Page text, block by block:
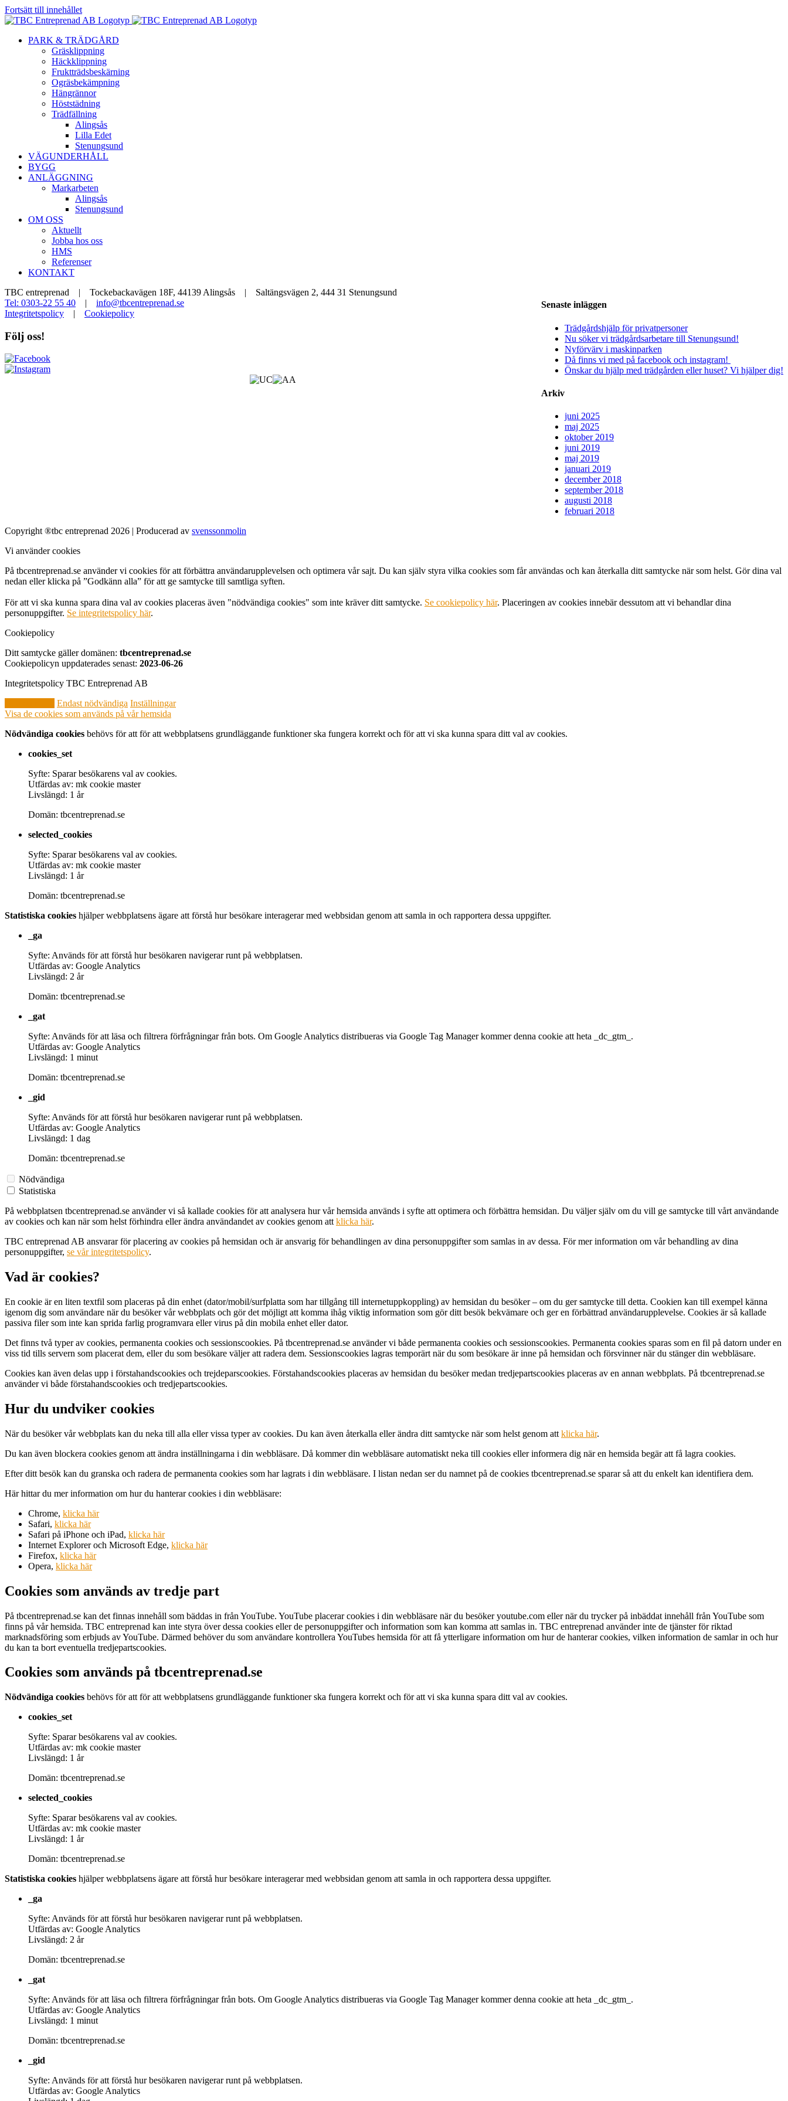
Fortsätt till innehållet
PARK & TRÄDGÅRD
Gräsklippning
Häckklippning
Fruktträdsbeskärning
Ogräsbekämpning
Hängrännor
Höststädning
Trädfällning
Alingsås
Lilla Edet
Stenungsund
VÄGUNDERHÅLL
BYGG
ANLÄGGNING
Markarbeten
Alingsås
Stenungsund
OM OSS
Aktuellt
Jobba hos oss
HMS
Referenser
KONTAKT
Senaste inläggen
Trädgårdshjälp för privatpersoner
Nu söker vi trädgårdsarbetare till Stenungsund!
Nyförvärv i maskinparken
Då finns vi med på facebook och instagram!
Önskar du hjälp med trädgården eller huset? Vi hjälper dig!
Arkiv
juni 2025
maj 2025
oktober 2019
juni 2019
maj 2019
januari 2019
december 2018
september 2018
augusti 2018
februari 2018
TBC entreprenad | Tockebackavägen 18F, 44139 Alingsås | Saltängsvägen 2, 444 31 Stenungsund
Tel: 0303-22 55 40 | info@tbcentreprenad.se
Integritetspolicy | Cookiepolicy
Följ oss!
Copyright ®tbc entreprenad 2026 | Producerad av svenssonmolin
Vi använder cookies
På tbcentreprenad.se använder vi cookies för att förbättra användarupplevelsen och optimera vår sajt. Du kan själv styra vilka cookies som får användas och kan återkalla ditt samtycke när som helst. Gör dina val
nedan eller klicka på ”Godkänn alla” för att ge samtycke till samtliga syften.
För att vi ska kunna spara dina val av cookies placeras även "nödvändiga cookies" som inte kräver ditt samtycke. Se cookiepolicy här. Placeringen av cookies innebär dessutom att vi behandlar dina
personuppgifter. Se integritetspolicy här.
Cookiepolicy
Ditt samtycke gäller domänen: tbcentreprenad.se
Cookiepolicyn uppdaterades senast: 2023-06-26
Integritetspolicy TBC Entreprenad AB
Endast nödvändiga Inställningar
Visa de cookies som används på vår hemsida
Nödvändiga cookies behövs för att för att webbplatsens grundläggande funktioner ska fungera korrekt och för att vi ska kunna spara ditt val av cookies.
cookies_set
Syfte: Sparar besökarens val av cookies.
Utfärdas av: mk cookie master
Livslängd: 1 år
Domän: tbcentreprenad.se
selected_cookies
Syfte: Sparar besökarens val av cookies.
Utfärdas av: mk cookie master
Livslängd: 1 år
Domän: tbcentreprenad.se
Statistiska cookies hjälper webbplatsens ägare att förstå hur besökare interagerar med webbsidan genom att samla in och rapportera dessa uppgifter.
_ga
Syfte: Används för att förstå hur besökaren navigerar runt på webbplatsen.
Utfärdas av: Google Analytics
Livslängd: 2 år
Domän: tbcentreprenad.se
_gat
Syfte: Används för att läsa och filtrera förfrågningar från bots. Om Google Analytics distribueras via Google Tag Manager kommer denna cookie att heta _dc_gtm_.
Utfärdas av: Google Analytics
Livslängd: 1 minut
Domän: tbcentreprenad.se
_gid
Syfte: Används för att förstå hur besökaren navigerar runt på webbplatsen.
Utfärdas av: Google Analytics
Livslängd: 1 dag
Domän: tbcentreprenad.se
Nödvändiga
Statistiska
På webbplatsen tbcentreprenad.se använder vi så kallade cookies för att analysera hur vår hemsida används i syfte att optimera och förbättra hemsidan. Du väljer själv om du vill ge samtycke till vårt användande
av cookies och kan när som helst förhindra eller ändra användandet av cookies genom att klicka här.
TBC entreprenad AB ansvarar för placering av cookies på hemsidan och är ansvarig för behandlingen av dina personuppgifter som samlas in av dessa. För mer information om vår behandling av dina
personuppgifter, se vår integritetspolicy.
Vad är cookies?
En cookie är en liten textfil som placeras på din enhet (dator/mobil/surfplatta som har tillgång till internetuppkoppling) av hemsidan du besöker – om du ger samtycke till detta. Cookien kan till exempel känna
igenom dig som användare när du besöker vår webbplats och gör det möjligt att komma ihåg viktig information som gör ditt besök bekvämare och ger en förbättrad användarupplevelse. Cookies är så kallade
passiva filer som inte kan sprida farlig programvara eller virus på din mobila enhet eller dator.
Det finns två typer av cookies, permanenta cookies och sessionscookies. På tbcentreprenad.se använder vi både permanenta cookies och sessionscookies. Permanenta cookies sparas som en fil på datorn under en
viss tid tills servern som placerat dem, eller du som besökare väljer att radera dem. Sessionscookies lagras temporärt när du som besökare är inne på hemsidan och försvinner när du stänger din webbläsare.
Cookies kan även delas upp i förstahandscookies och trejdeparscookies. Förstahandscookies placeras av hemsidan du besöker medan tredjepartscookies placeras av en annan webbplats. På tbcentreprenad.se
använder vi både förstahandscookies och tredjepartscookies.
Hur du undviker cookies
När du besöker vår webbplats kan du neka till alla eller vissa typer av cookies. Du kan även återkalla eller ändra ditt samtycke när som helst genom att klicka här.
Du kan även blockera cookies genom att ändra inställningarna i din webbläsare. Då kommer din webbläsare automatiskt neka till cookies eller informera dig när en hemsida begär att få lagra cookies.
Efter ditt besök kan du granska och radera de permanenta cookies som har lagrats i din webbläsare. I listan nedan ser du namnet på de cookies tbcentreprenad.se sparar så att du enkelt kan identifiera dem.
Här hittar du mer information om hur du hanterar cookies i din webbläsare:
Chrome, klicka här
Safari, klicka här
Safari på iPhone och iPad, klicka här
Internet Explorer och Microsoft Edge, klicka här
Firefox, klicka här
Opera, klicka här
Cookies som används av tredje part
På tbcentreprenad.se kan det finnas innehåll som bäddas in från YouTube. YouTube placerar cookies i din webbläsare när du besöker youtube.com eller när du trycker på inbäddat innehåll från YouTube som
finns på vår hemsida. TBC entreprenad kan inte styra över dessa cookies eller de personuppgifter och information som kan komma att samlas in. TBC entreprenad använder inte de tjänster för riktad
marknadsföring som erbjuds av YouTube. Därmed behöver du som användare kontrollera YouTubes hemsida för att få ytterligare information om hur de hanterar cookies, vilken information de samlar in och hur
du kan ta bort eventuella tredjepartscookies.
Cookies som används på tbcentreprenad.se
Nödvändiga cookies behövs för att för att webbplatsens grundläggande funktioner ska fungera korrekt och för att vi ska kunna spara ditt val av cookies.
cookies_set
Syfte: Sparar besökarens val av cookies.
Utfärdas av: mk cookie master
Livslängd: 1 år
Domän: tbcentreprenad.se
selected_cookies
Syfte: Sparar besökarens val av cookies.
Utfärdas av: mk cookie master
Livslängd: 1 år
Domän: tbcentreprenad.se
Statistiska cookies hjälper webbplatsens ägare att förstå hur besökare interagerar med webbsidan genom att samla in och rapportera dessa uppgifter.
_ga
Syfte: Används för att förstå hur besökaren navigerar runt på webbplatsen.
Utfärdas av: Google Analytics
Livslängd: 2 år
Domän: tbcentreprenad.se
_gat
Syfte: Används för att läsa och filtrera förfrågningar från bots. Om Google Analytics distribueras via Google Tag Manager kommer denna cookie att heta _dc_gtm_.
Utfärdas av: Google Analytics
Livslängd: 1 minut
Domän: tbcentreprenad.se
_gid
Syfte: Används för att förstå hur besökaren navigerar runt på webbplatsen.
Utfärdas av: Google Analytics